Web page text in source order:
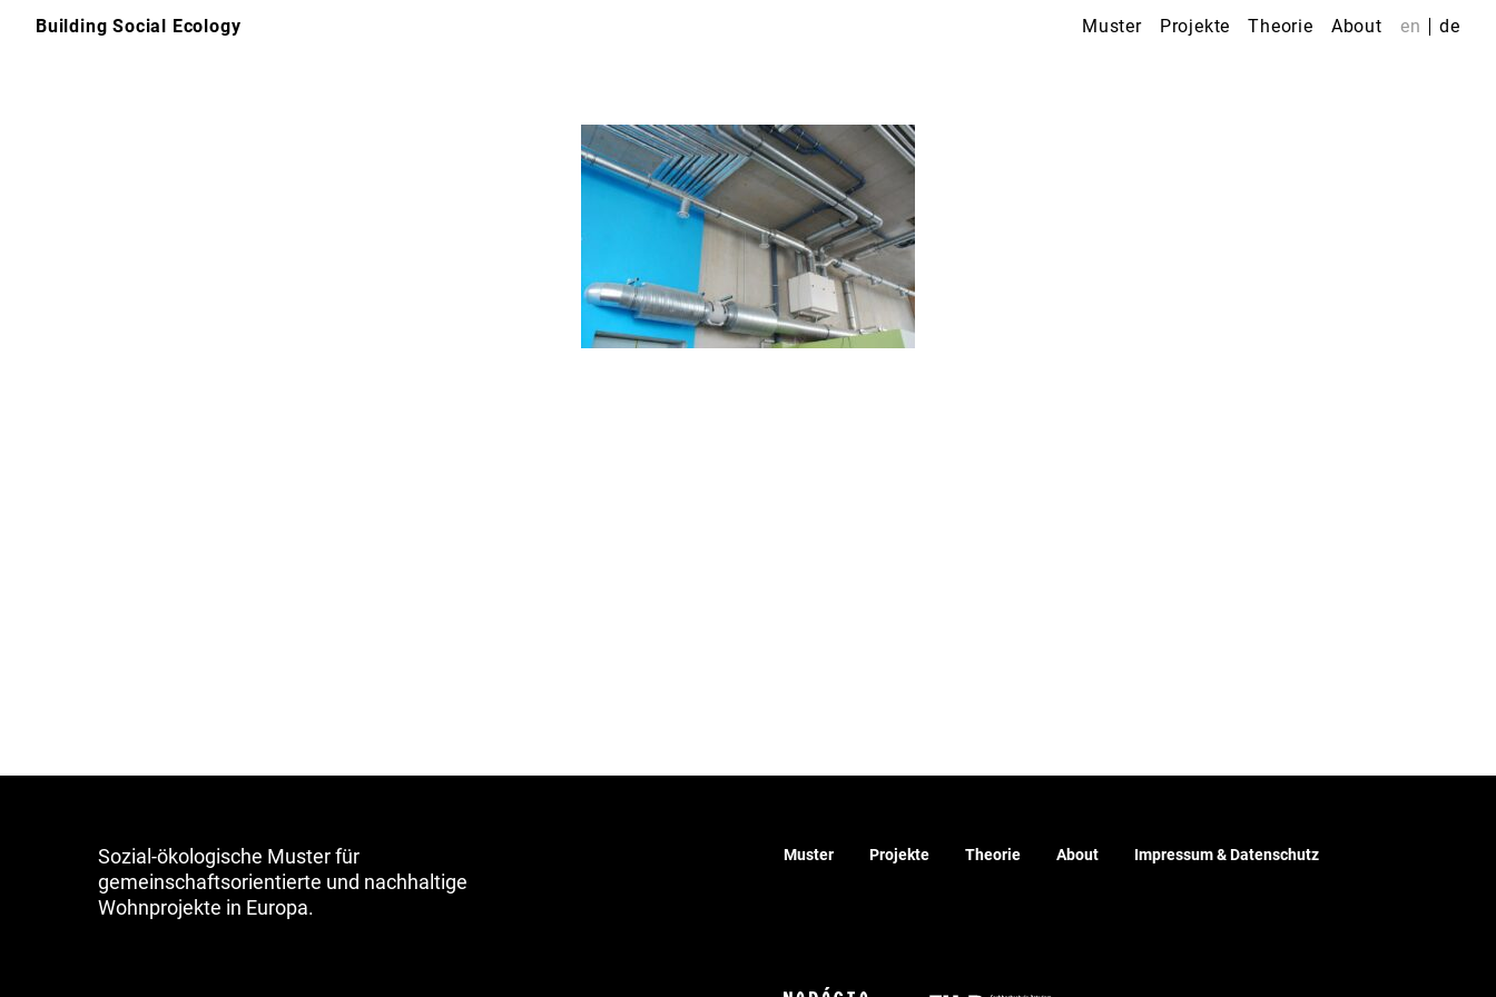
Building Social Ecology Muster Projekte Theorie About en de
Muster Projekte Theorie About Impressum & Datenschutz
Sozial-ökologische Muster für
gemeinschaftsorientierte und nachhaltige
Wohnprojekte in Europa.